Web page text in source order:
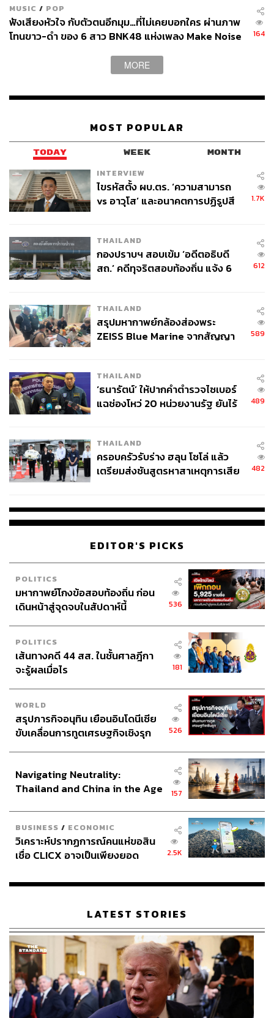
MUSIC / POP
ฟังเสียงหัวใจ กับตัวตนอีกมุม…ที่ไม่เคยบอกใคร ผ่านภาพ
โทนขาว-ดำ ของ 6 สาว BNK48 แห่งเพลง Make Noise
164
MORE
MOST POPULAR
TODAY WEEK MONTH
INTERVIEW
ไขรหัสตั้ง ผบ.ตร. ‘ความสามารถ
vs อาวุโส’ และอนาคตการปฏิรูปสี
1.7K
THAILAND
กองปราบฯ สอบเข้ม ‘อดีตอธิบดี
สถ.’ คดีทุจริตสอบท้องถิ่น แจ้ง 6
612
THAILAND
สรุปมหากาพย์กล้องส่องพระ
ZEISS Blue Marine จากสัญญา
จ่ายหนี้-แอบระบุแบรนด์
589
THAILAND
‘ธนารัตน์’ ให้ปากคำตำรวจไซเบอร์
แฉช่องโหว่ 20 หน่วยงานรัฐ ยันไร้
489
THAILAND
ครอบครัวรับร่าง ฮลุน โซโล่ แล้ว
เตรียมส่งชันสูตรหาสาเหตุการเสีย
482
EDITOR'S PICKS
POLITICS
มหากาพย์โกงข้อสอบท้องถิ่น ก่อน
เดินหน้าสู่จุดจบในสัปดาห์นี้
536
POLITICS
เส้นทางคดี 44 สส. ในชั้นศาลฎีกา
จะรู้ผลเมื่อไร
181
WORLD
สรุปภารกิจอนุทิน เยือนอินโดนีเซีย
ขับเคลื่อนการทูตเศรษฐกิจเชิงรุก
526
Navigating Neutrality:
Thailand and China in the Age
157
BUSINESS / ECONOMIC
วิเคราะห์ปรากฏการณ์คนแห่ขอสิน
เชื่อ CLICX อาจเป็นเพียงยอด
เรือนไทยที่ถูกซุกไว้
2.5K
LATEST STORIES